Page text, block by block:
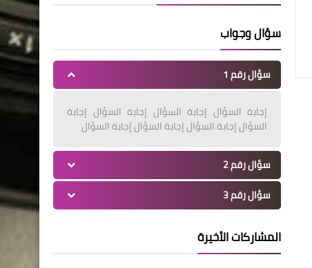
سؤال وجواب
سؤال رقم 1
إجابة السؤال إجابة السؤال إجابة السؤال إجابة
السؤال إجابة السؤال إجابة السؤال إجابة السؤال
سؤال رقم 2
سؤال رقم 3
المشاركات الأخيرة